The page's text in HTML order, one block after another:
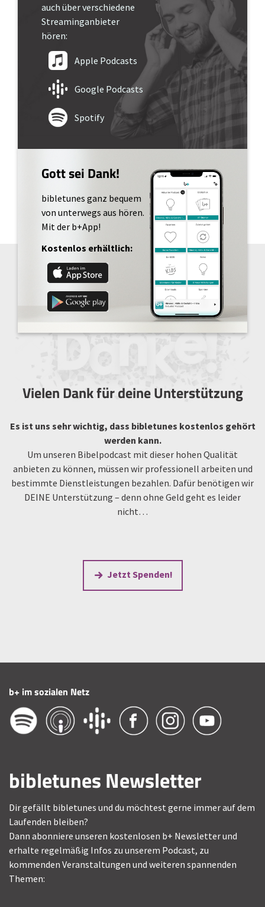
auch über verschiedene
Streaminganbieter
hören:
Apple Podcasts
Google Podcasts
Spotify
Gott sei Dank!
bibletunes ganz bequem
von unterwegs aus hören.
Mit der b+App!
Kostenlos erhältlich:
Vielen Dank für deine Unterstützung
Es ist uns sehr wichtig, dass bibletunes kostenlos gehört
werden kann.
Um unseren Bibelpodcast mit dieser hohen Qualität
anbieten zu können, müssen wir professionell arbeiten und
bestimmte Dienstleistungen bezahlen. Dafür benötigen wir
DEINE Unterstützung – denn ohne Geld geht es leider
nicht…
Jetzt Spenden!
b+ im sozialen Netz
bibletunes Newsletter
Dir gefällt bibletunes und du möchtest gerne immer auf dem
Laufenden bleiben?
Dann abonniere unseren kostenlosen b+ Newsletter und
erhalte regelmäßig Infos zu unserem Podcast, zu
kommenden Veranstaltungen und weiteren spannenden
Themen: